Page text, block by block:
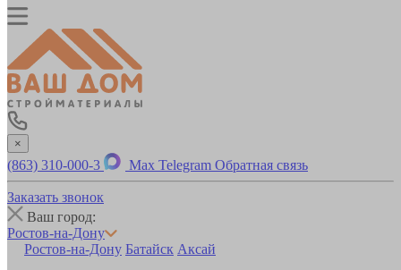
×
(863) 310-000-3 Max Telegram Обратная связь
Заказать звонок
Ваш город:
Ростов-на-Дону
Ростов-на-Дону Батайск Аксай